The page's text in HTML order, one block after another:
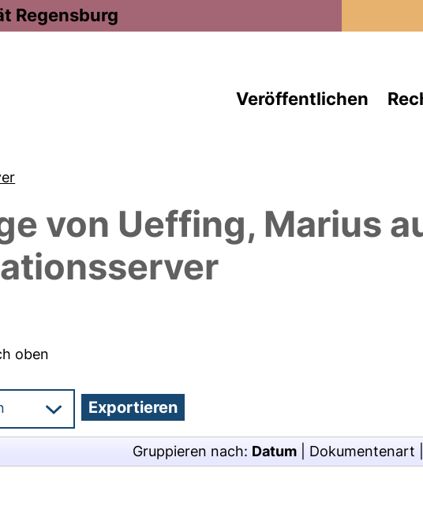
Regensburg
Veröffentlichen
von Ueffing, Marius
oben
Gruppieren nach: Datum Dokumentenart